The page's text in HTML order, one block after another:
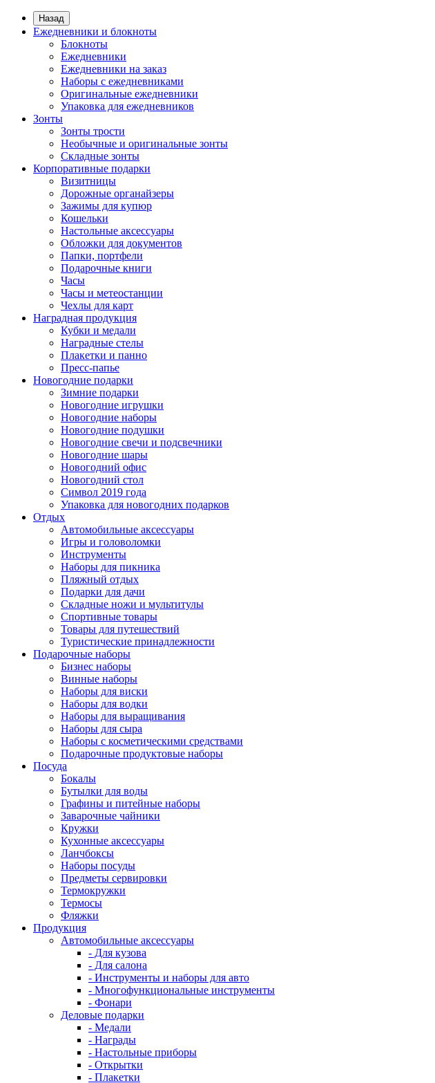
Назад
Ежедневники и блокноты
Блокноты
Ежедневники
Ежедневники на заказ
Наборы с ежедневниками
Оригинальные ежедневники
Упаковка для ежедневников
Зонты
Зонты трости
Необычные и оригинальные зонты
Складные зонты
Корпоративные подарки
Визитницы
Дорожные органайзеры
Зажимы для купюр
Кошельки
Настольные аксессуары
Обложки для документов
Папки, портфели
Подарочные книги
Часы
Часы и метеостанции
Чехлы для карт
Наградная продукция
Кубки и медали
Наградные стелы
Плакетки и панно
Пресс-папье
Новогодние подарки
Зимние подарки
Новогодние игрушки
Новогодние наборы
Новогодние подушки
Новогодние свечи и подсвечники
Новогодние шары
Новогодний офис
Новогодний стол
Символ 2019 года
Упаковка для новогодних подарков
Отдых
Автомобильные аксессуары
Игры и головоломки
Инструменты
Наборы для пикника
Пляжный отдых
Подарки для дачи
Складные ножи и мультитулы
Спортивные товары
Товары для путешествий
Туристические принадлежности
Подарочные наборы
Бизнес наборы
Винные наборы
Наборы для виски
Наборы для водки
Наборы для выращивания
Наборы для сыра
Наборы с косметическими средствами
Подарочные продуктовые наборы
Посуда
Бокалы
Бутылки для воды
Графины и питейные наборы
Заварочные чайники
Кружки
Кухонные аксессуары
Ланчбоксы
Наборы посуды
Предметы сервировки
Термокружки
Термосы
Фляжки
Продукция
Автомобильные аксессуары
- Для кузова
- Для салона
- Инструменты и наборы для авто
- Многофункциональные инструменты
- Фонари
Деловые подарки
- Медали
- Награды
- Настольные приборы
- Открытки
- Плакетки